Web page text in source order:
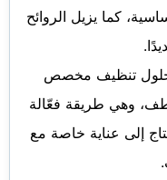
كما يزيل الروائح
تنظيف مخصص
وهي طريقة فعّالة
إلى عناية خاصة مع